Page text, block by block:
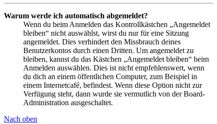
Warum werde ich automatisch abgemeldet?
Wenn du beim Anmelden das Kontrollkästchen „Angemeldet
bleiben“ nicht auswählst, wirst du nur für eine Sitzung
angemeldet. Dies verhindert den Missbrauch deines
Benutzerkontos durch einen Dritten. Um angemeldet zu
bleiben, kannst du das Kästchen „Angemeldet bleiben“ beim
Anmelden auswählen. Dies ist nicht empfehlenswert, wenn
du dich an einem öffentlichen Computer, zum Beispiel in
einem Internetcafé, befindest. Wenn diese Option nicht zur
Verfügung steht, dann wurde sie vermutlich von der Board-
Administration ausgeschaltet.
Nach oben